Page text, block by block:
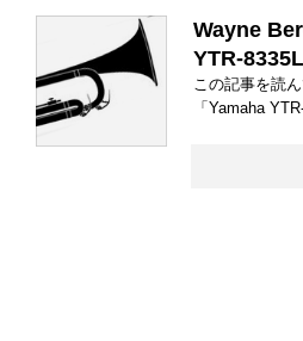
Wayne
YTR-
この記事を読
「Yamaha